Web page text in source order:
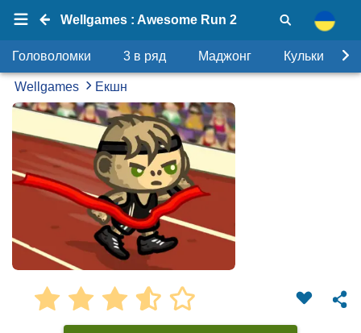
Wellgames : Awesome Run 2
Головоломки 3 в ряд Маджонг Кульки
Wellgames Екшн